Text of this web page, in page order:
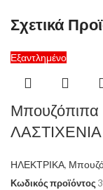
Σχετικά
Εξαντλημένο
Μπουζόπιπα
ΛΑΣΤΙΧΕΝΙΑ
ΗΛΕΚΤΡΙΚΑ,
Κωδικός προϊόντος